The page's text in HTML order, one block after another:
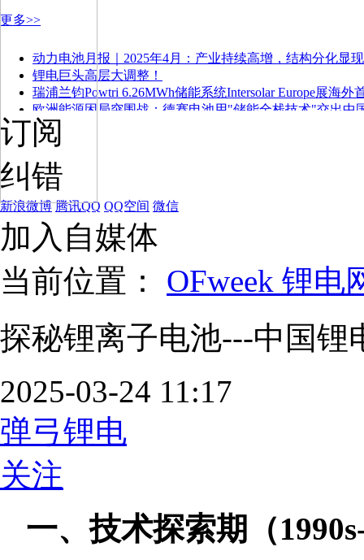
更多>>
动力电池月报｜2025年4月：产业持续高增，结构分化显现
锂电巨头高层大调整！
瑞浦兰钧Powtri 6.26MWh储能系统Intersolar Europe展海外
欧洲能源困局突围战：德赛电池用"储能全栈技术"交出中
订阅
纠错
新浪微博 腾讯QQ QQ空间 微信
加入自媒体
当前位置： OFweek 锂电
探秘锂离子电池---中国锂
2025-03-24 11:17
弹弓锂电
关注
一、技术探索期（